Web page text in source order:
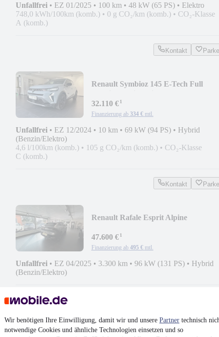
Wir benötigen Ihre Einwilligung, damit wir und unsere Partner technisch
notwendige Cookies und ähnliche Technologien einsetzen und so
Unfallfrei • EZ 01/2025 • 100 km • 48 kW (65 PS) • Elektro
748,0 kWh/100km (komb.) • 0 g CO₂/km (komb.) • CO₂-Klasse
A (komb.)
Kontakt
Renault Symbioz 145 E-Tech Full
32.110 €¹
Finanzierung ab 334 € mtl.
Unfallfrei • EZ 12/2024 • 10 km • 69 kW (94 PS) • Hybrid
(Benzin/Elektro)
4,6 l/100km (komb.) • 105 g CO₂/km (komb.) • CO₂-Klasse
C (komb.)
Kontakt
Renault Rafale Esprit Alpine
47.600 €¹
Finanzierung ab 495 € mtl.
Unfallfrei • EZ 04/2025 • 3.300 km • 96 kW (131 PS) • Hybrid
(Benzin/Elektro)
¹MwSt. ausweisbar